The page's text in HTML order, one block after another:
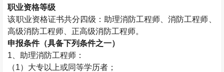
职业资格等级
该职业资格证书共分四级：助理消防工程师、消防工程师、
高级消防工程师、正高级消防工程师。
申报条件（具备下列条件之一）
1 、助理消防工程师：
（1）大专以上或同等学历者；